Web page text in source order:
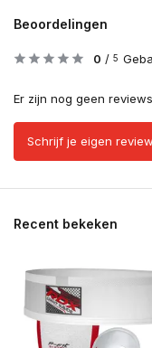
Beoordelingen
0 / 5
Er zijn nog geen
Schrijf je eigen review
Recent bekeken